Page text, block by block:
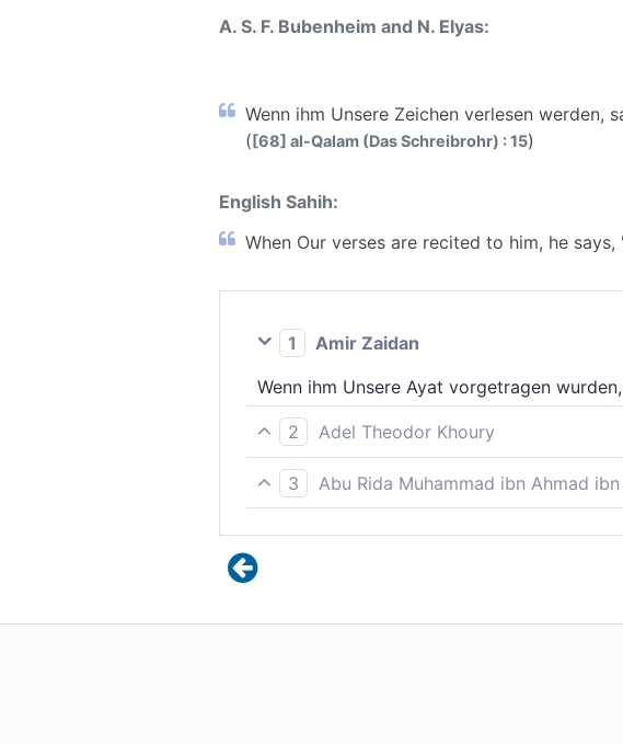
A. S. F. Bubenheim and N. Elyas:
Wenn ihm Unsere Zeichen verlesen werden,
([68] al-Qalam (Das Schreibrohr) : 15)
English Sahih:
When Our verses are recited to him, he
1
Amir Zaidan
Wenn ihm Unsere Ayat vorgetragen
2
Adel Theodor Khoury
Wenn ihm unsere Zeichen verlesen werden,
3
Abu Rida Muhammad ibn Ahmad ibn